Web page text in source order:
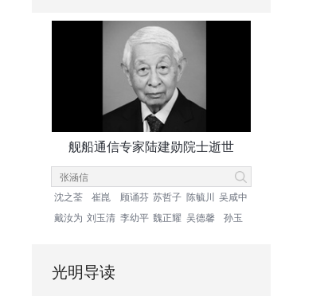
舰船通信专家陆建勋院士逝世
沈之荃 崔崑 顾诵芬 苏哲子 陈毓川
吴咸中
戴汝为 刘玉清 李幼平 魏正耀 吴德馨 孙玉
光明导读